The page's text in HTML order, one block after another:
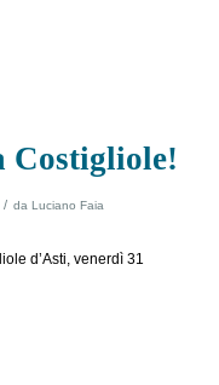
Costigliole!
/ da Luciano Faia
d’Asti, venerdì 31